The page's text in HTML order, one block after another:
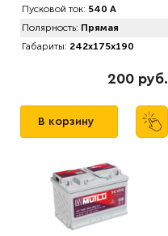
Пусковой ток: 540 А
Полярность: Прямая
Габариты: 242x175x190
200 руб.
В корзину